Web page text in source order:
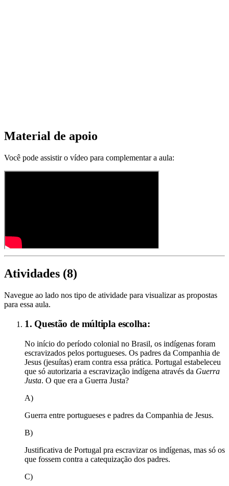
Material de apoio
Você pode assistir o vídeo para complementar a aula:
Atividades (8)
Navegue ao lado nos tipo de atividade para visualizar as propostas
para essa aula.
1. Questão de múltipla escolha:
No início do período colonial no Brasil, os indígenas foram
escravizados pelos portugueses. Os padres da Companhia de
Jesus (jesuítas) eram contra essa prática. Portugal estabeleceu
que só autorizaria a escravização indígena através da Guerra
Justa. O que era a Guerra Justa?
A)
Guerra entre portugueses e padres da Companhia de Jesus.
B)
Justificativa de Portugal pra escravizar os indígenas, mas só os
que fossem contra a catequização dos padres.
C)